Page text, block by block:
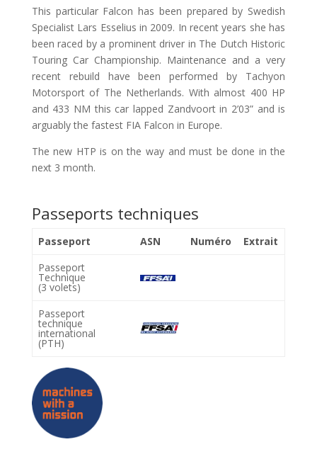
This particular Falcon has been prepared by Swedish
Specialist Lars Esselius in 2009. In recent years she has
been raced by a prominent driver in The Dutch Historic
Touring Car Championship. Maintenance and a very
recent rebuild have been performed by Tachyon
Motorsport of The Netherlands. With almost 400 HP
and 433 NM this car lapped Zandvoort in 2’03” and is
arguably the fastest FIA Falcon in Europe.
The new HTP is on the way and must be done in the
next 3 month.
Passeports techniques
Passeport ASN Numéro
Extrait
Passeport
Technique
(3 volets)
Passeport
technique
international
(PTH)